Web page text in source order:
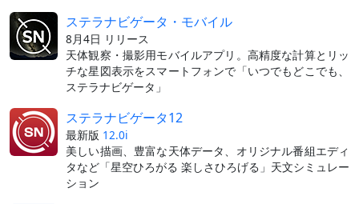
ステラナビゲータ・モバイル
8月4日 リリース
天体観察・撮影用モバイルアプリ。高精度な計算とリッ
チな星図表示をスマートフォンで「いつでもどこでも、
ステラナビゲータ」
ステラナビゲータ12
最新版 12.0i
美しい描画、豊富な天体データ、オリジナル番組エディ
タなど「星空ひろがる 楽しさひろげる」天文シミュレー
ション